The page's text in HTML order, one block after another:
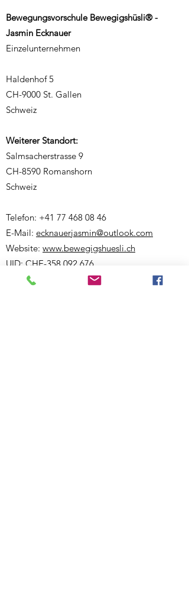
Bewegungsvorschule Bewegigshüsli® -
Jasmin Ecknauer
Einzelunternehmen
Haldenhof 5
CH-9000 St. Gallen
Schweiz
Weiterer Standort:
Salmsacherstrasse 9
CH-8590 Romanshorn
Schweiz
Telefon: +41 77 468 08 46
E-Mail: ecknauerjasmin@outlook.com
Website: www.bewegigshuesli.ch
UID: CHE-358.092.676